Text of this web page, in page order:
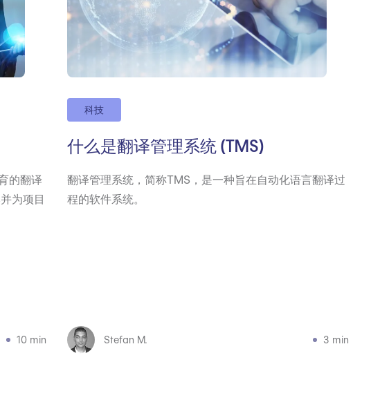
的翻译
为项目
10 min
科技
什么是翻译管理系统 (TMS)
翻译管理系统，简称TMS，是一种旨在自动化语言翻译过
程的软件系统。
Stefan M. 3 min